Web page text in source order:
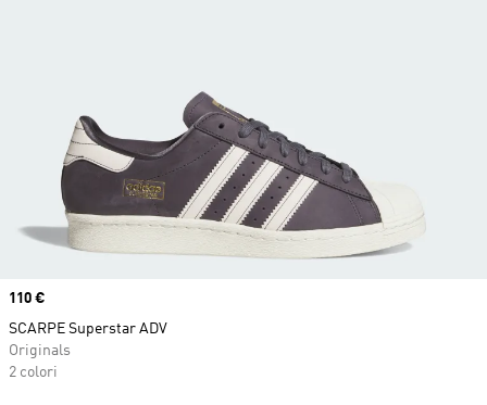
Price
110 €
SCARPE Superstar ADV
Originals
2 colori